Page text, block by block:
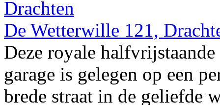
De Wetterwille 121,
Deze royale
garage is gelegen op een
brede straat in de geliefde